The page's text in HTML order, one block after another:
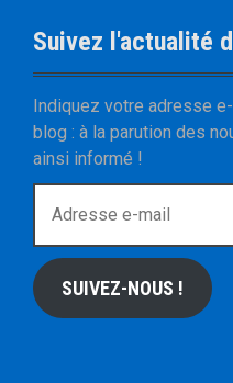
Suivez l'actualité
Indiquez votre adresse
blog : à la parution des
ainsi informé !
r
e
s
SUIVEZ-NOUS !